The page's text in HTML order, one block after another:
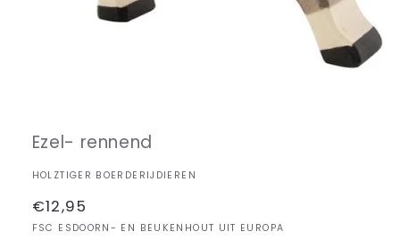
modaal
Ezel- rennend
HOLZTIGER BOERDERIJDIEREN
Normale
prijs
€12,95
FSC ESDOORN- EN BEUKENHOUT UIT EUROPA